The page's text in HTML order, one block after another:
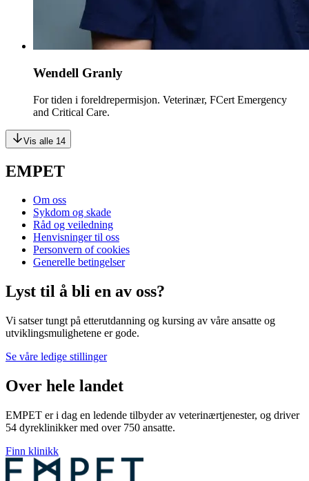
Wendell Granly
For tiden i foreldrepermisjon. Veterinær, FCert Emergency
and Critical Care.
Vis alle 14
EMPET
Om oss
Sykdom og skade
Råd og veiledning
Henvisninger til oss
Personvern of cookies
Generelle betingelser
Lyst til å bli en av oss?
Vi satser tungt på etterutdanning og kursing av våre ansatte og
utviklingsmulighetene er gode.
Se våre ledige stillinger
Over hele landet
EMPET er i dag en ledende tilbyder av veterinærtjenester, og driver
54 dyreklinikker med over 750 ansatte.
Finn klinikk